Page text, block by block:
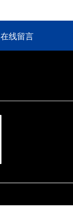
在线留言